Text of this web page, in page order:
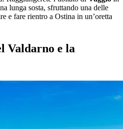
lunga sosta, sfruttando una delle
e fare rientro a Ostina in un’oretta
Valdarno e la